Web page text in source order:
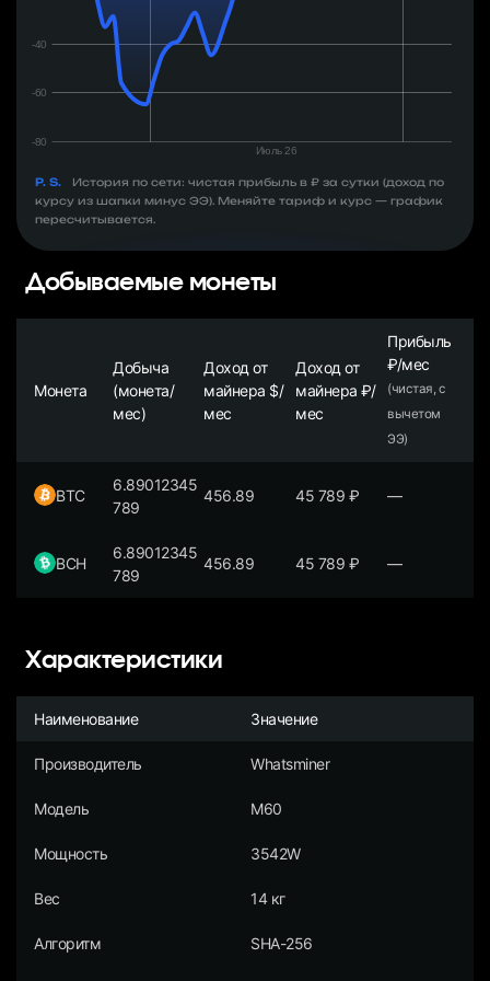
P. S.
История по сети: чистая прибыль в ₽ за сутки (доход по
курсу из шапки минус ЭЭ). Меняйте тариф и курс — график
пересчитывается.
Добываемые монеты
Монета
Добыча
(монета/
мес)
Доход от
майнера $/
мес
Доход от
майнера ₽/
мес
Прибыль
₽/мес
(чистая, с
вычетом
ЭЭ)
BTC
6.89012345
789
456.89 45 789 ₽ —
BCH
6.89012345
789
456.89 45 789 ₽ —
Характеристики
Наименование Значение
Производитель Whatsminer
Модель M60
Мощность 3542W
Вес 14 кг
Алгоритм SHA-256